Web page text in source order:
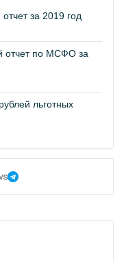
за 2019 год
отчет по МСФО за
льготных